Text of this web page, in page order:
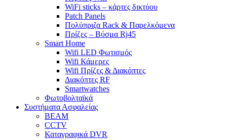
WiFi sticks – κάρτες δικτύου
Patch Panels
Πολύπριζα Rack & Παρελκόμενα
Πρίζες – Βύσμα Rj45
Smart Home
Wifi LED Φωτισμός
Wifi Κάμερες
Wifi Πρίζες & Διακόπτες
Διακόπτες RF
Smartwatches
Φωτοβολταϊκά
Συστήματα Ασφαλείας
BEAM
CCTV
Καταγραφικά DVR